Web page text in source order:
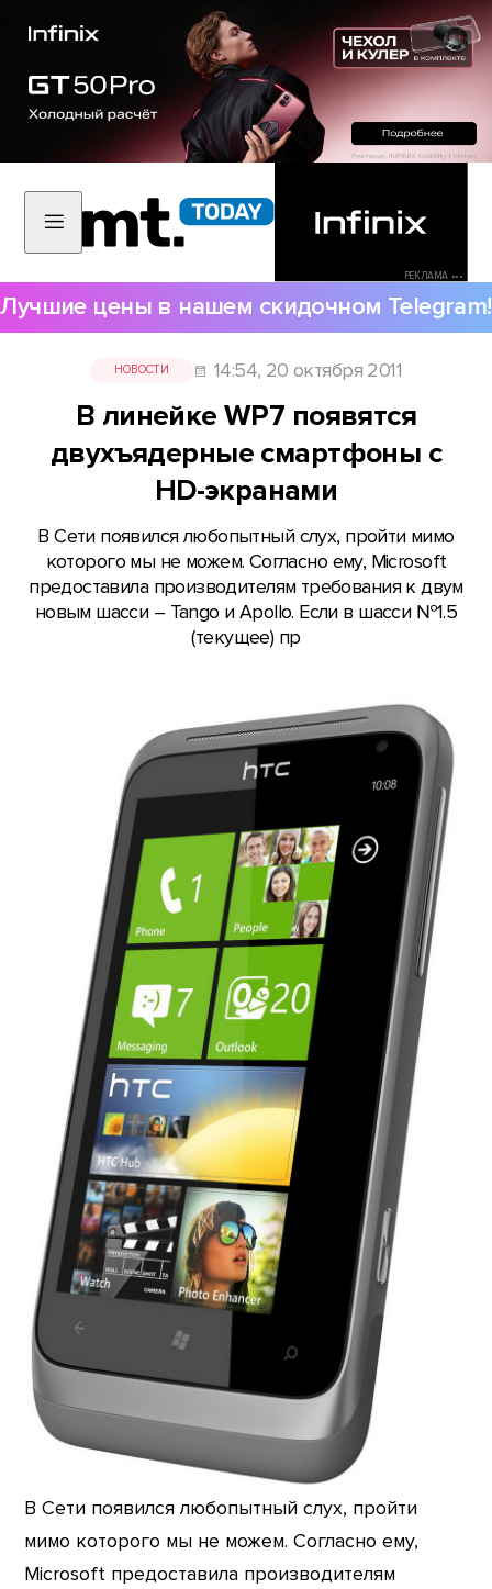
РЕКЛАМА •••
Лучшие цены в нашем скидочном Telegram!
НОВОСТИ 14:54, 20 октября 2011
В линейке WP7 появятся
двухъядерные смартфоны c
HD-экранами
В Сети появился любопытный слух, пройти мимо
которого мы не можем. Согласно ему, Microsoft
предоставила производителям требования к двум
новым шасси – Tango и Apollo. Если в шасси №1.5
(текущее) пр
В Сети появился любопытный слух, пройти
мимо которого мы не можем. Согласно ему,
Microsoft предоставила производителям